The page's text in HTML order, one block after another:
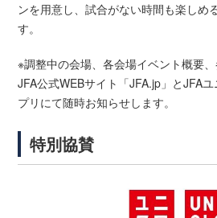
ンを用意し、試合がない時間も楽しめ
す。
※調整中の会場、各会場イベント概要、
JFA公式WEBサイト「JFA.jp」とJFA
プリにて随時お知らせします。
特別協賛